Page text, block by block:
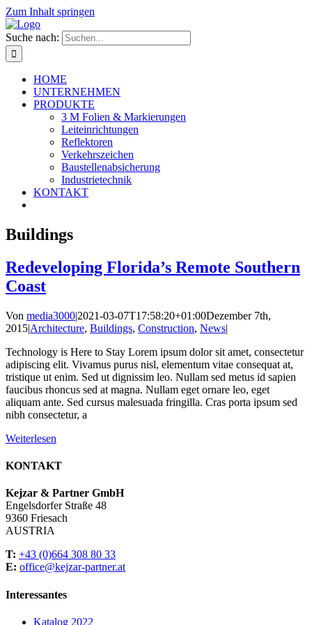
Zum Inhalt springen
Suche nach:
HOME
UNTERNEHMEN
PRODUKTE
3 M Folien & Markierungen
Leiteinrichtungen
Reflektoren
Verkehrszeichen
Baustellenabsicherung
Industrietechnik
KONTAKT
Buildings
Redeveloping Florida’s Remote Southern
Coast
Von media3000|2021-03-07T17:58:20+01:00Dezember 7th,
2015|Architecture, Buildings, Construction, News|
Technology is Here to Stay Lorem ipsum dolor sit amet, consectetur
adipiscing elit. Vivamus purus nisl, elementum vitae consequat at,
tristique ut enim. Sed ut dignissim leo. Nullam sed metus id sapien
faucibus rhoncus sed at magna. Nullam eget ornare leo, eget
aliquam ante. Sed cursus malesuada fringilla. Cras porta ipsum sed
nibh consectetur, a
Weiterlesen
KONTAKT
Kejzar & Partner GmbH
Engelsdorfer Straße 48
9360 Friesach
AUSTRIA
T: +43 (0)664 308 80 33
E: office@kejzar-partner.at
Interessantes
Katalog 2022